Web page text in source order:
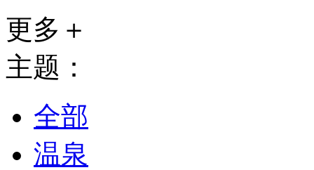
更多＋
主题：
全部
温泉